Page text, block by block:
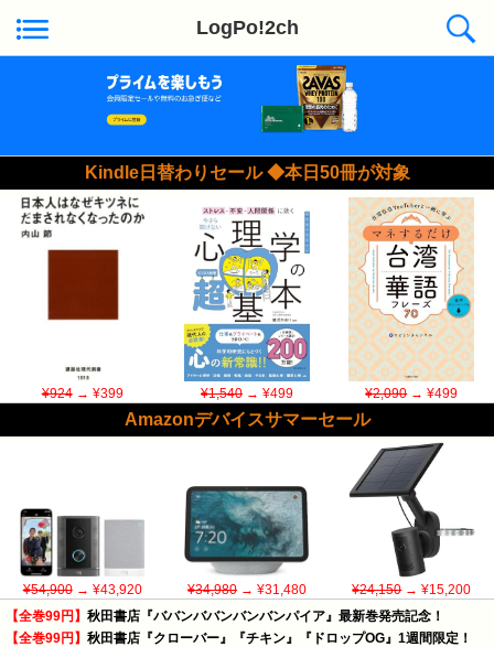
LogPo!2ch
Kindle日替わりセール ◆本日50冊が対象
¥924→ ¥399 ¥1,540→ ¥499 ¥2,090→ ¥499
Amazonデバイスサマーセール
¥54,900→ ¥43,920 ¥34,980→ ¥31,480 ¥24,150→ ¥15,200
【全巻99円】 秋田書店『ババンババンバンバンパイア』最新巻発売記念！
【全巻99円】 秋田書店『クローバー』『チキン』『ドロップOG』1週間限定！